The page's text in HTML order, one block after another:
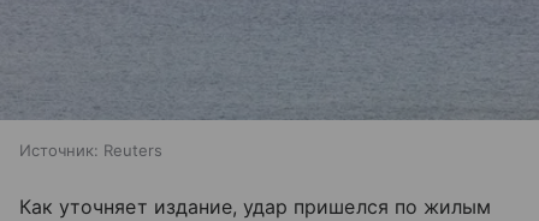
Источник: Reuters
Как уточняет издание, удар пришелся по жилым